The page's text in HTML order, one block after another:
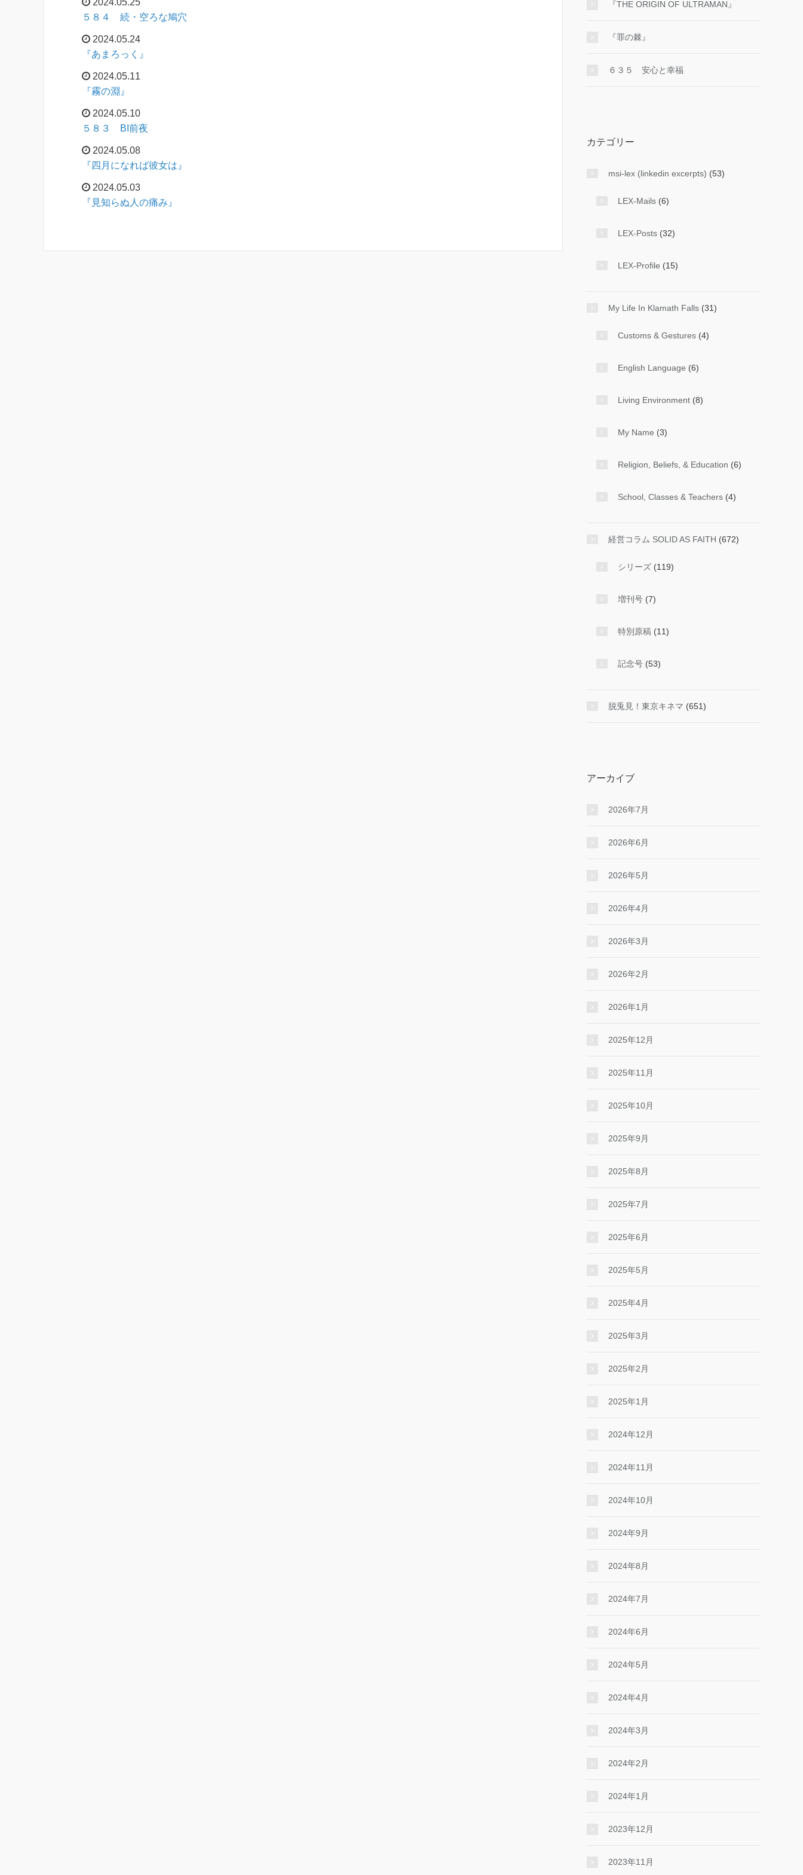
2024.05.25
５８４ 続・空ろな鳩穴
2024.05.24
『あまろっく』
2024.05.11
『霧の淵』
2024.05.10
５８３ BI前夜
2024.05.08
『四月になれば彼女は』
2024.05.03
『見知らぬ人の痛み』
『THE ORIGIN OF ULTRAMAN』
『罪の棘』
６３５ 安心と幸福
カテゴリー
msi-lex (linkedin excerpts) (53)
LEX-Mails (6)
LEX-Posts (32)
LEX-Profile (15)
My Life In Klamath Falls (31)
Customs & Gestures (4)
English Language (6)
Living Environment (8)
My Name (3)
Religion, Beliefs, & Education (6)
School, Classes & Teachers (4)
経営コラム SOLID AS FAITH (672)
シリーズ (119)
増刊号 (7)
特別原稿 (11)
記念号 (53)
脱兎見！東京キネマ (651)
アーカイブ
2026年7月
2026年6月
2026年5月
2026年4月
2026年3月
2026年2月
2026年1月
2025年12月
2025年11月
2025年10月
2025年9月
2025年8月
2025年7月
2025年6月
2025年5月
2025年4月
2025年3月
2025年2月
2025年1月
2024年12月
2024年11月
2024年10月
2024年9月
2024年8月
2024年7月
2024年6月
2024年5月
2024年4月
2024年3月
2024年2月
2024年1月
2023年12月
2023年11月